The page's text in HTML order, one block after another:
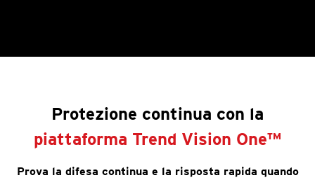
Protezione continua con la
piattaforma Trend Vision One™
Prova la difesa continua e la risposta rapida quando